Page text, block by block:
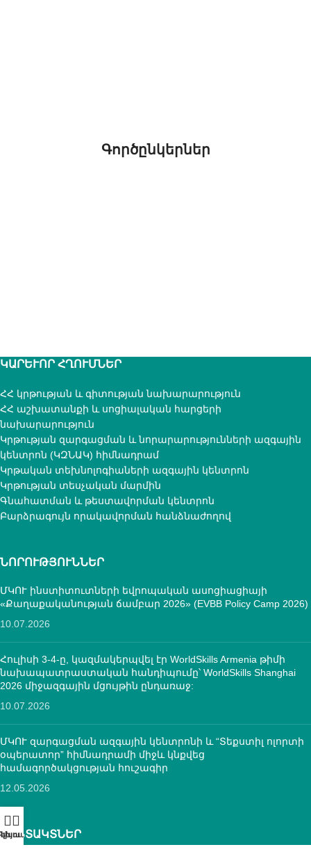
Գործընկերներ
ԿԱՐԵՒՈՐ ՀՂՈՒՄՆԵՐ
ՀՀ կրթության և գիտության նախարարություն
ՀՀ աշխատանքի և սոցիալական հարցերի
նախարարություն
Կրթության զարգացման և նորարարությունների ազգային
կենտրոն (ԿԶՆԱԿ) հիմնադրամ
Կրթական տեխնոլոգիաների ազգային կենտրոն
Կրթության տեսչական մարմին
Գնահատման և թեստավորման կենտրոն
Բարձրագույն որակավորման հանձնաժողով
ՆՈՐՈՒԹՅՈՒՆՆԵՐ
ՄԿՈՒ ինստիտուտների եվրոպական ասոցիացիայի
«Քաղաքականության ճամբար 2026» (EVBB Policy Camp 2026)
10.07.2026
Հուլիսի 3-4-ը, կազմակերպվել էր WorldSkills Armenia թիմի
նախապատրաստական հանդիպումը՝ WorldSkills Shanghai
2026 միջազգային մցույթին ընդառաջ:
10.07.2026
ՄԿՈՒ զարգացման ազգային կենտրոնի և “Տեքստիլ ոլորտի
օպերատոր” հիմնադրամի միջև կնքվեց
համագործակցության հուշագիր
12.05.2026
ԿՈՆՏԱԿՏՆԵՐ